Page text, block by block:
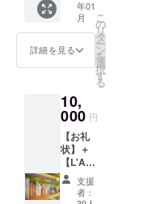
なってし
まっても、
星の王子さ
経験と知
識、何よ
り、私たち
の心には
「星の王子
さま」がい
りませ
ん。 ク
ファン
ディン
すでに
移動型
書店を
されて
いる
方々に
お話を
聞く機
くださ
い）。
本」を
１冊お
送りい
たしま
す）。
どの本
が入っ
ている
かは分
かりま
せん
が、
ス」：
【お礼
メー
ル】＋
【移動
型書店
たの描
いた
「星」
を載せ
る権】
移動型
書店に
あなた
年01
月
詳細を見る
こ
の
リ
タ
ー
ン
を
選
択
す
る
10,
000 円
【お礼
状】＋
【L'Am
usette(
ラ・
ミュ
支援
者：